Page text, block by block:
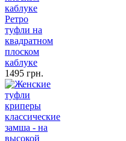
Ретро
туфли на
квадратном
плоском
каблуке
1495 грн.